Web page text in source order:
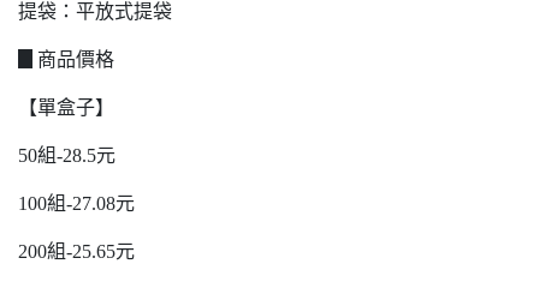
提袋：平放式提袋
▊商品價格
【單盒子】
50組-28.5元
100組-27.08元
200組-25.65元